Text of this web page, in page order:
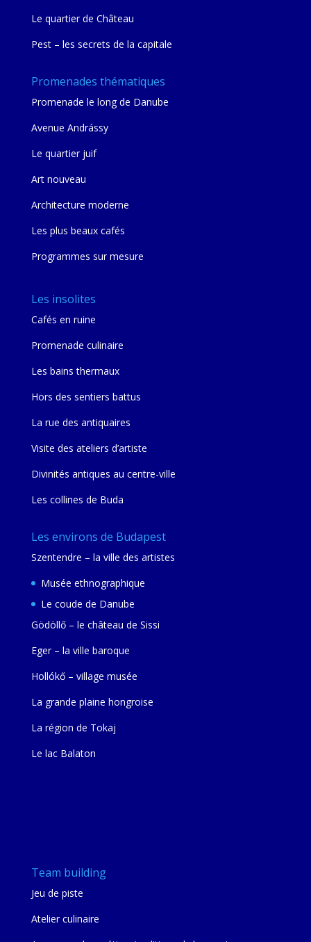
Le quartier de Château
Pest – les secrets de la capitale
Promenades thématiques
Promenade le long de Danube
Avenue Andrássy
Le quartier juif
Art nouveau
Architecture moderne
Les plus beaux cafés
Programmes sur mesure
Les insolites
Cafés en ruine
Promenade culinaire
Les bains thermaux
Hors des sentiers battus
La rue des antiquaires
Visite des ateliers d’artiste
Divinités antiques au centre-ville
Les collines de Buda
Les environs de Budapest
Szentendre – la ville des artistes
Musée ethnographique
Le coude de Danube
Gödöllő – le château de Sissi
Eger – la ville baroque
Hollókő – village musée
La grande plaine hongroise
La région de Tokaj
Le lac Balaton
Team building
Jeu de piste
Atelier culinaire